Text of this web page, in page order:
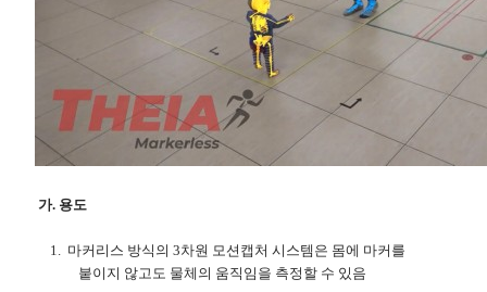
가. 용도
1. 마커리스 방식의 3차원 모션캡처 시스템은 몸에 마커를
붙이지 않고도 물체의 움직임을 측정할 수 있음